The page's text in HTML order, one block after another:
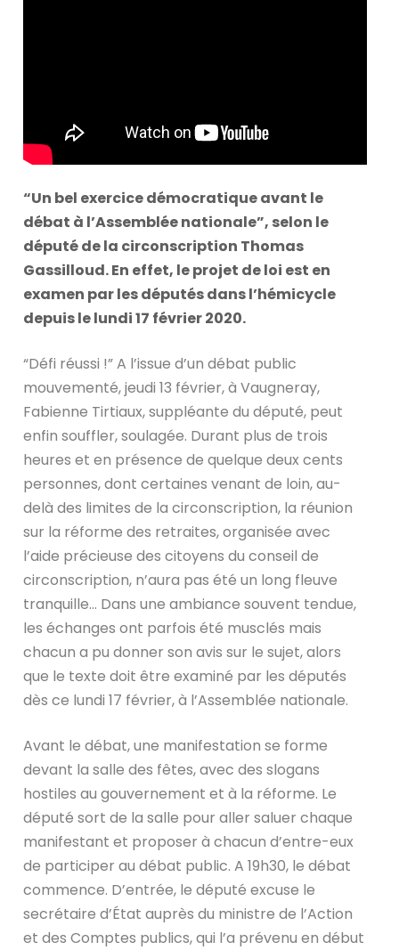
“Un bel exercice démocratique avant le
débat à l’Assemblée nationale”, selon le
député de la circonscription Thomas
Gassilloud. En effet, le projet de loi est en
examen par les députés dans l’hémicycle
depuis le lundi 17 février 2020.
“Défi réussi !” A l’issue d’un débat public
mouvementé, jeudi 13 février, à Vaugneray,
Fabienne Tirtiaux, suppléante du député, peut
enfin souffler, soulagée. Durant plus de trois
heures et en présence de quelque deux cents
personnes, dont certaines venant de loin, au-
delà des limites de la circonscription, la réunion
sur la réforme des retraites, organisée avec
l’aide précieuse des citoyens du conseil de
circonscription, n’aura pas été un long fleuve
tranquille… Dans une ambiance souvent tendue,
les échanges ont parfois été musclés mais
chacun a pu donner son avis sur le sujet, alors
que le texte doit être examiné par les députés
dès ce lundi 17 février, à l’Assemblée nationale.
Avant le débat, une manifestation se forme
devant la salle des fêtes, avec des slogans
hostiles au gouvernement et à la réforme. Le
député sort de la salle pour aller saluer chaque
manifestant et proposer à chacun d’entre-eux
de participer au débat public. A 19h30, le débat
commence. D’entrée, le député excuse le
secrétaire d’État auprès du ministre de l’Action
et des Comptes publics, qui l’a prévenu en début